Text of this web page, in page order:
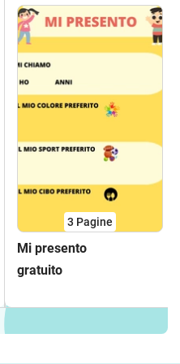
3 Pagine
Mi presento
gratuito